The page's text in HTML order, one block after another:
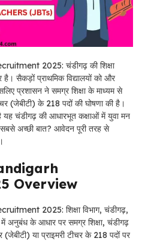
2025: चंडीगढ़ की शिक्षा
सैकड़ों प्राथमिक विद्यालयों को और
प्रशासन ने समग्र शिक्षा के माध्यम से
(जेबीटी) के 218 पदों की घोषणा की है।
यह चंडीगढ़ की आधारभूत कक्षाओं में युवा मन
अच्छी बात? आवेदन पूरी तरह से
Overview
2025: शिक्षा विभाग, चंडीगढ़,
में अनुबंध के आधार पर समग्र शिक्षा, चंडीगढ़
या प्राइमरी टीचर के 218 पदों पर